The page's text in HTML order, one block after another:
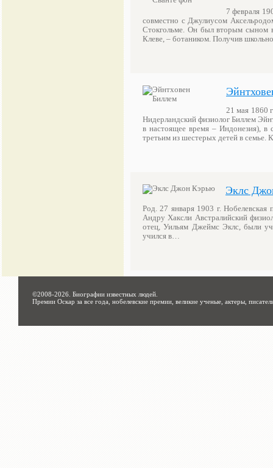
7 февраля
совместно с Джулиусом
Стокгольме. Он был вторым сыном
Клеве, – ботаником. Получив
21 мая 1860
Нидерландский физиолог Биллем
в настоящее время – Индонезия), в
третьим из шестерых детей в семье.
Эклс
Род. 27 января 1903 г.
Андру Хаксли Австралийский
отец, Уильям Джеймс Эклс, были
учился в…
©2008-2026. Биографии известных людей
Премии Оскар за все года, нобелевские премии, великие ученые, актеры,